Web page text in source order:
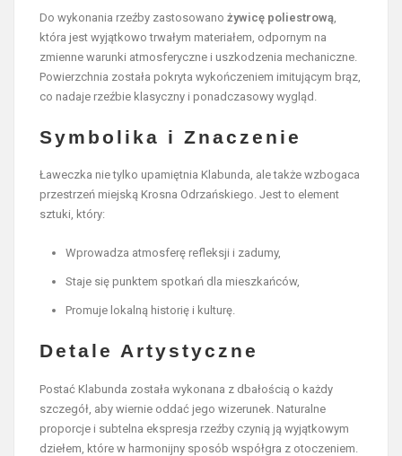
Do wykonania rzeźby zastosowano żywicę poliestrową,
która jest wyjątkowo trwałym materiałem, odpornym na
zmienne warunki atmosferyczne i uszkodzenia mechaniczne.
Powierzchnia została pokryta wykończeniem imitującym brąz,
co nadaje rzeźbie klasyczny i ponadczasowy wygląd.
Symbolika i Znaczenie
Ławeczka nie tylko upamiętnia Klabunda, ale także wzbogaca
przestrzeń miejską Krosna Odrzańskiego. Jest to element
sztuki, który:
Wprowadza atmosferę refleksji i zadumy,
Staje się punktem spotkań dla mieszkańców,
Promuje lokalną historię i kulturę.
Detale Artystyczne
Postać Klabunda została wykonana z dbałością o każdy
szczegół, aby wiernie oddać jego wizerunek. Naturalne
proporcje i subtelna ekspresja rzeźby czynią ją wyjątkowym
dziełem, które w harmonijny sposób współgra z otoczeniem.